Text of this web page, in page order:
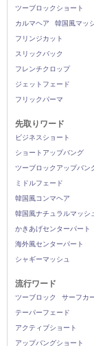
ツーブロックショート
カルマヘア
韓国風マッ
フリンジカット
スリックバック
フレンチクロップ
ジェットフェード
フリックパーマ
先取りワード
ビジネスショート
ショートアップバング
ツーブロックアップバン
ミドルフェード
韓国風コンマヘア
韓国風ナチュラルマッシ
かきあげセンターパート
海外風センターパート
シャギーマッシュ
流行ワード
ツーブロック
サーフカ
テーパーフェード
アクティブショート
アップバングショート